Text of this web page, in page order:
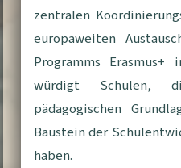
zentralen
europaweiten
Programms Erasmus+
würdigt Schulen,
pädagogischen
Baustein der
haben.